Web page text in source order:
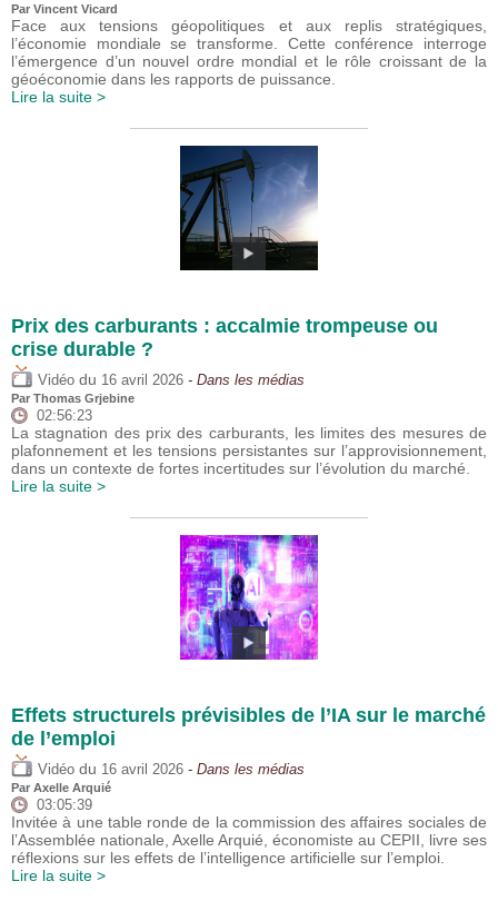
Par Vincent Vicard
Face aux tensions géopolitiques et aux replis stratégiques,
l’économie mondiale se transforme. Cette conférence interroge
l’émergence d’un nouvel ordre mondial et le rôle croissant de la
géoéconomie dans les rapports de puissance.
Lire la suite >
Prix des carburants : accalmie trompeuse ou
crise durable ?
Vidéo du 16 avril 2026 - Dans les médias
Par Thomas Grjebine
02:56:23
La stagnation des prix des carburants, les limites des mesures de
plafonnement et les tensions persistantes sur l’approvisionnement,
dans un contexte de fortes incertitudes sur l’évolution du marché.
Lire la suite >
Effets structurels prévisibles de l’IA sur le marché
de l’emploi
Vidéo du 16 avril 2026 - Dans les médias
Par Axelle Arquié
03:05:39
Invitée à une table ronde de la commission des affaires sociales de
l’Assemblée nationale, Axelle Arquié, économiste au CEPII, livre ses
réflexions sur les effets de l’intelligence artificielle sur l’emploi.
Lire la suite >